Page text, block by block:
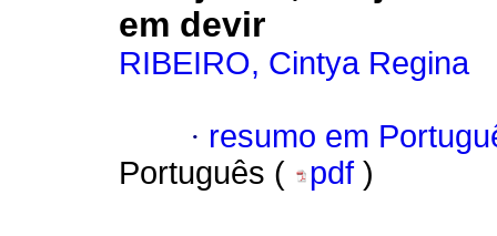
em devir
RIBEIRO, Cintya Regina
· resumo em
Português (
pdf )